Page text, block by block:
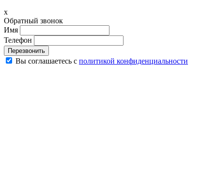
x
Обратный звонок
Имя
Телефон
Перезвонить
Вы соглашаетесь с политикой конфиденциальности